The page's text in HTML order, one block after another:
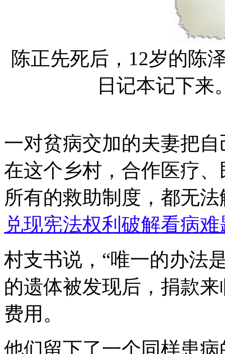
陈正先死后，12岁的陈
日记本记下来
一对贫病交加的夫妻把
在这个乡村，合作医疗
所有的救助制度，都无
兑现宪法权利破解看病难
村支书说，“唯一的办法
的遗体被发现后，捐款
费用。
他们留下了一个同样患